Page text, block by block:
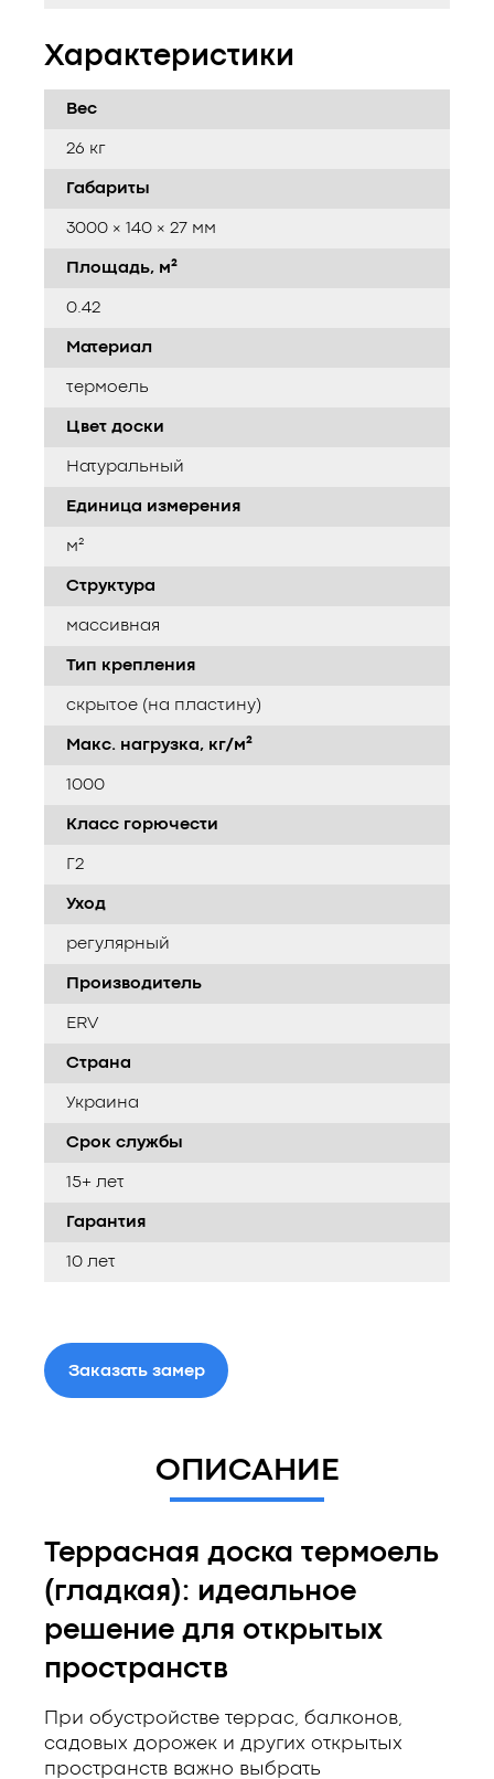
Характеристики
Вес
26 кг
Габариты
3000 × 140 × 27 мм
Площадь, м²
0.42
Материал
термоель
Цвет доски
Натуральный
Единица измерения
м²
Структура
массивная
Тип крепления
скрытое (на пластину)
Макс. нагрузка, кг/м²
1000
Класс горючести
Г2
Уход
регулярный
Производитель
ERV
Страна
Украина
Срок службы
15+ лет
Гарантия
10 лет
Заказать замер
ОПИСАНИЕ
Террасная доска термоель
(гладкая): идеальное
решение для открытых
пространств
При обустройстве террас, балконов,
садовых дорожек и других открытых
пространств важно выбрать